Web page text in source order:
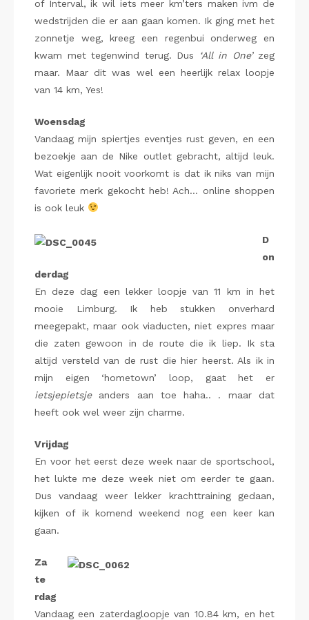
of Interval, ik wil iets meer km’ters maken ivm de
wedstrijden die er aan gaan komen. Ik ging met het
zonnetje weg, kreeg een regenbui onderweg en
kwam met tegenwind terug. Dus
‘All in One’zeg
maar. Maar dit was wel een heerlijk relax loopje
van 14 km, Yes!
Woensdag
Vandaag mijn spiertjes eventjes rust geven, en een
bezoekje aan de Nike outlet gebracht, altijd leuk.
Wat eigenlijk nooit voorkomt is dat ik niks van mijn
favoriete merk gekocht heb! Ach… online shoppen
is ook leuk
D
on
derdag
En deze dag een lekker loopje van 11 km in het
mooie Limburg. Ik heb stukken onverhard
meegepakt, maar ook viaducten, niet expres maar
die zaten gewoon in de route die ik liep. Ik sta
altijd versteld van de rust die hier heerst. Als ik in
mijn eigen ‘hometown’ loop, gaat het er
ietsjepietsjeanders aan toe haha.. . maar dat
heeft ook wel weer zijn charme.
Vrijdag
En voor het eerst deze week naar de sportschool,
het lukte me deze week niet om eerder te gaan.
Dus vandaag weer lekker krachttraining gedaan,
kijken of ik komend weekend nog een keer kan
gaan.
Za
te
rdag
Vandaag een zaterdagloopje van 10.84 km, en het